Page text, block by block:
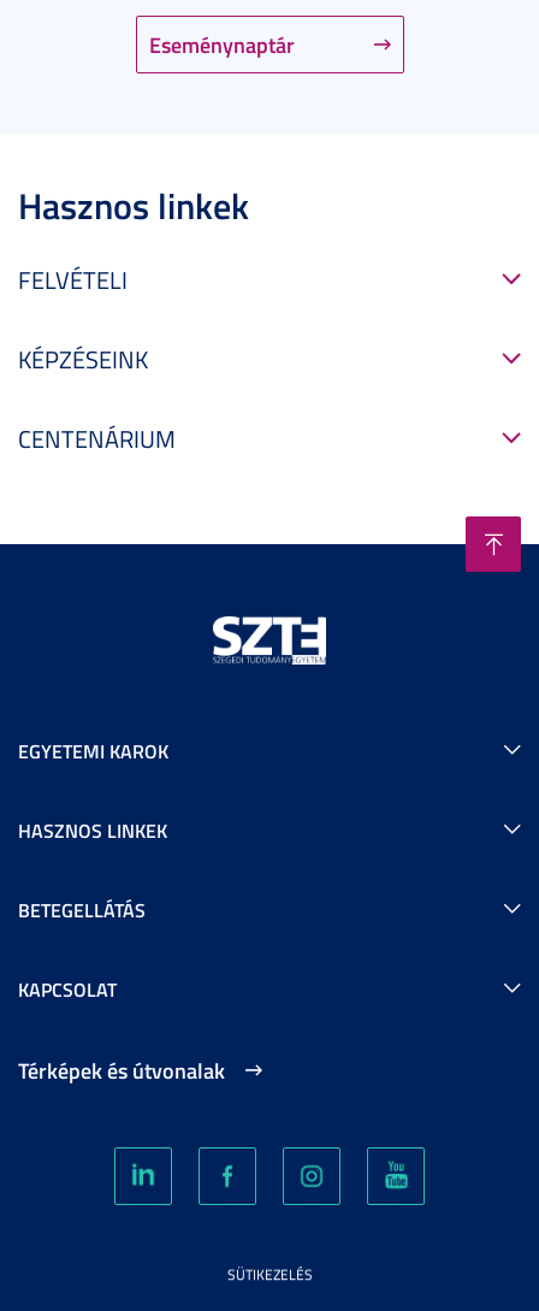
Eseménynaptár
Hasznos linkek
FELVÉTELI
KÉPZÉSEINK
CENTENÁRIUM
EGYETEMI KAROK
HASZNOS LINKEK
BETEGELLÁTÁS
KAPCSOLAT
Térképek és útvonalak
SÜTIKEZELÉS